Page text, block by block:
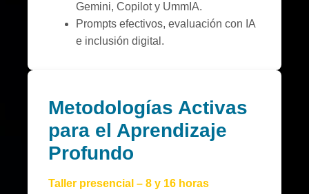
Gemini, Copilot y UmmIA.
Prompts efectivos, evaluación con IA
e inclusión digital.
Metodologías Activas
para el Aprendizaje
Profundo
Taller presencial – 8 y 16 horas